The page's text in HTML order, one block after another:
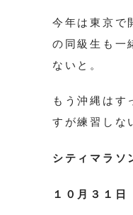
今年は東京で
の同級生も一
ないと。
もう沖縄はす
すが練習しな
シティマラソ
１０月３１日